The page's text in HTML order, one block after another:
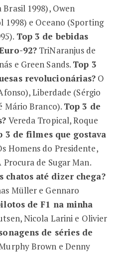
1998), Owen
1998) e Oceano (Sporting
Top 3 de bebidas
92? TriNaranjus de
e Green Sands. Top 3
revolucionárias? O
Liberdade (Sérgio
Mário Branco). Top 3 de
Vereda Tropical, Roque
3 de filmes que gostava
Homens do Presidente,
Procura de Sugar Man.
chatos até dizer chega?
Müller e Gennaro
de F1 na minha
Nicola Larini e Olivier
de séries de
Brown e Denny